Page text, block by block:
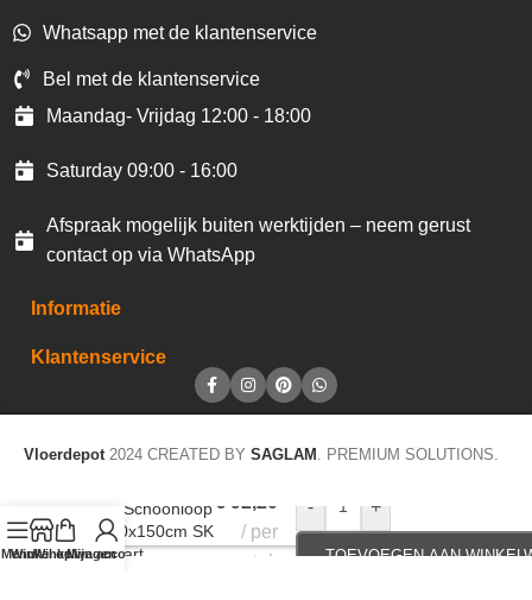
Whatsapp met de klantenservice
Bel met de klantenservice
Maandag- Vrijdag 12:00 - 18:00
Saturday 09:00 - 16:00
Afspraak mogelijk buiten werktijden – neem gerust
contact op via WhatsApp
Informatie
Klantenservice
Vloerdepot 2024 CREATED BY SAGLAM . PREMIUM SOLUTIONS.
Menu
Winkel op
Winkelwagen
Mijn account
JOKA Schoonloop
Sky 90x150cm SK
71 Zwart
€92,20
per
stuk
- +
TOEVOEGEN AAN